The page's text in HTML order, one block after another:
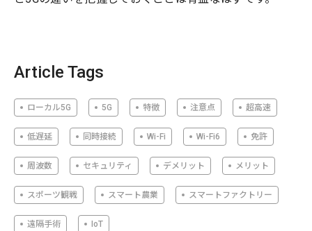
Article Tags
ローカル5G 5G 特徴 注意点 超高速
低遅延 同時接続 Wi-Fi Wi-Fi6 免許
周波数 セキュリティ デメリット メリット
スポーツ観戦 スマート農業 スマートファクトリー
遠隔手術 IoT